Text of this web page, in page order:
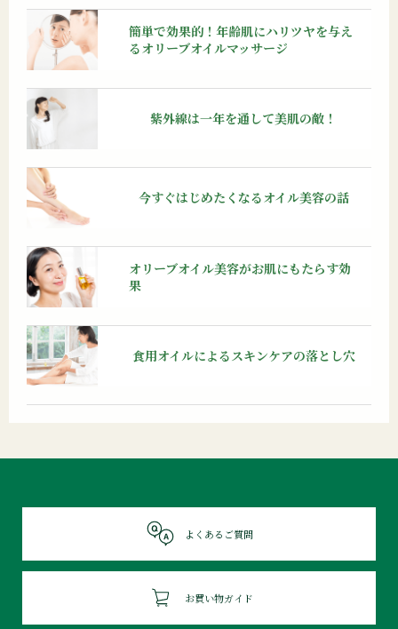
簡単で効果的！年齢肌にハリツヤを与え
るオリーブオイルマッサージ
紫外線は一年を通して美肌の敵！
今すぐはじめたくなるオイル美容の話
オリーブオイル美容がお肌にもたらす効
果
食用オイルによるスキンケアの落とし穴
よくあるご質問
お買い物ガイド